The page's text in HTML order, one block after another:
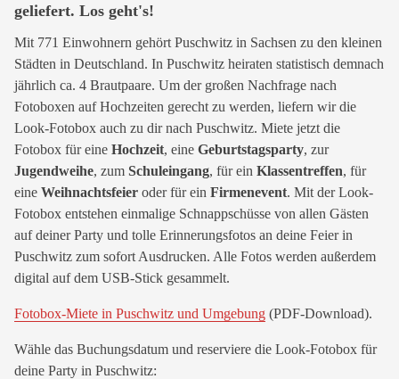
geliefert. Los geht's!
Mit 771 Einwohnern gehört Puschwitz in Sachsen zu den kleinen
Städten in Deutschland. In Puschwitz heiraten statistisch demnach
jährlich ca. 4 Brautpaare. Um der großen Nachfrage nach
Fotoboxen auf Hochzeiten gerecht zu werden, liefern wir die
Look-Fotobox auch zu dir nach Puschwitz. Miete jetzt die
Fotobox für eine Hochzeit, eine Geburtstagsparty, zur
Jugendweihe, zum Schuleingang, für ein Klassentreffen, für
eine Weihnachtsfeier oder für ein Firmenevent. Mit der Look-
Fotobox entstehen einmalige Schnappschüsse von allen Gästen
auf deiner Party und tolle Erinnerungsfotos an deine Feier in
Puschwitz zum sofort Ausdrucken. Alle Fotos werden außerdem
digital auf dem USB-Stick gesammelt.
Fotobox-Miete in Puschwitz und Umgebung (PDF-Download).
Wähle das Buchungsdatum und reserviere die Look-Fotobox für
deine Party in Puschwitz: